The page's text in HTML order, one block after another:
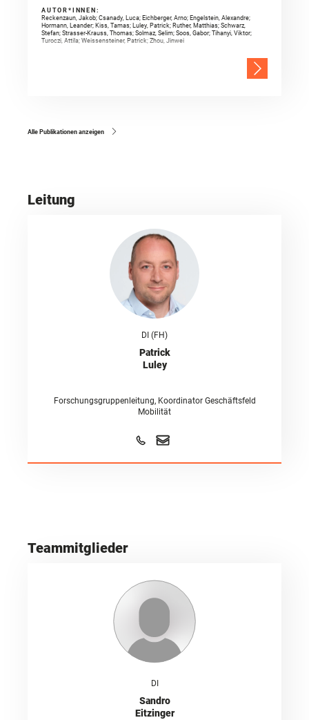
AUTOR*INNEN:
Reckenzaun, Jakob; Csanady, Luca; Eichberger, Arno; Engelstein, Alexandre;
Hormann, Leander; Kiss, Tamas; Luley, Patrick; Ruther, Matthias; Schwarz,
Stefan; Strasser-Krauss, Thomas; Solmaz, Selim; Soos, Gabor; Tihanyi, Viktor;
Turoczi, Attila; Weissensteiner, Patrick; Zhou, Jinwei
Alle Publikationen anzeigen
Leitung
DI (FH)
Patrick
Luley
Forschungsgruppenleitung, Koordinator Geschäftsfeld
Mobilität
Teammitglieder
DI
Sandro
Eitzinger